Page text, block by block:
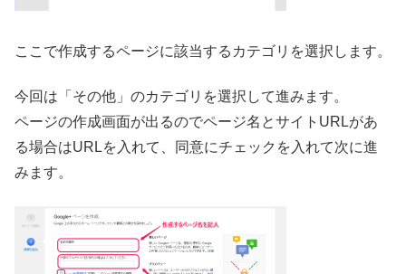
ここで作成するページに該当するカテゴリを選択します。
今回は「その他」のカテゴリを選択して進みます。
ページの作成画面が出るのでページ名とサイトURLがあ
る場合はURLを入れて、同意にチェックを入れて次に進
みます。